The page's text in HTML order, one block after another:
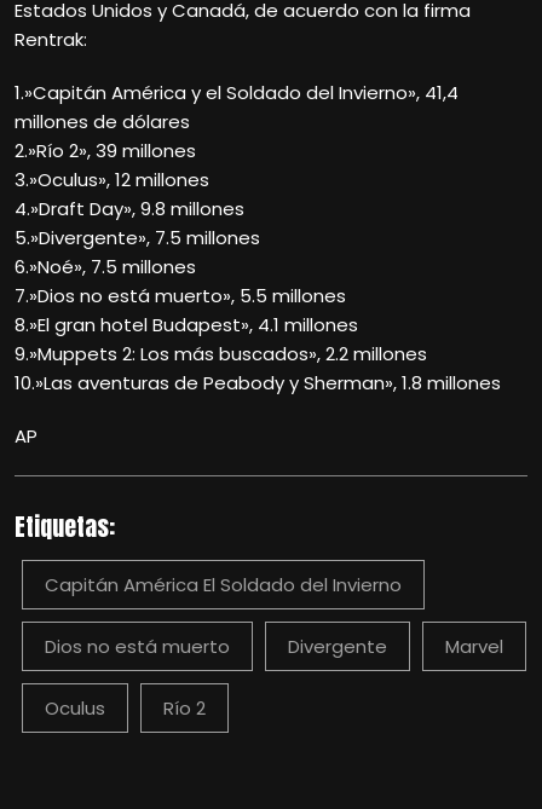
Estados Unidos y Canadá, de acuerdo con la firma
Rentrak:
1.»Capitán América y el Soldado del Invierno», 41,4
millones de dólares
2.»Río 2», 39 millones
3.»Oculus», 12 millones
4.»Draft Day», 9.8 millones
5.»Divergente», 7.5 millones
6.»Noé», 7.5 millones
7.»Dios no está muerto», 5.5 millones
8.»El gran hotel Budapest», 4.1 millones
9.»Muppets 2: Los más buscados», 2.2 millones
10.»Las aventuras de Peabody y Sherman», 1.8 millones
AP
Etiquetas:
Capitán América El Soldado del Invierno
Dios no está muerto Divergente Marvel
Oculus Río 2